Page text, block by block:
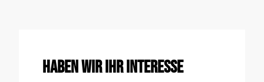
Haben wir Ihr Interesse